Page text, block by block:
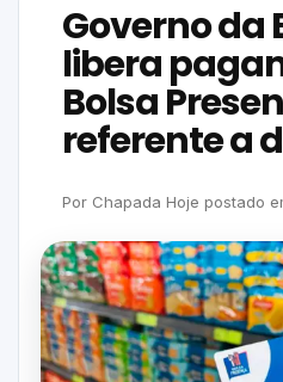
Governo da
libera
Bolsa
referente a
Por Chapada Hoje postado